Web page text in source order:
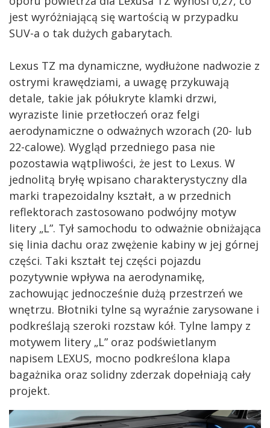
jest wyróżniającą się wartością w przypadku
SUV-a o tak dużych gabarytach.
Lexus TZ ma dynamiczne, wydłużone nadwozie z
ostrymi krawędziami, a uwagę przykuwają
detale, takie jak półukryte klamki drzwi,
wyraziste linie przetłoczeń oraz felgi
aerodynamiczne o odważnych wzorach (20- lub
22-calowe). Wygląd przedniego pasa nie
pozostawia wątpliwości, że jest to Lexus. W
jednolitą bryłę wpisano charakterystyczny dla
marki trapezoidalny kształt, a w przednich
reflektorach zastosowano podwójny motyw
litery „L”. Tył samochodu to odważnie obniżająca
się linia dachu oraz zwężenie kabiny w jej górnej
części. Taki kształt tej części pojazdu
pozytywnie wpływa na aerodynamikę,
zachowując jednocześnie dużą przestrzeń we
wnętrzu. Błotniki tylne są wyraźnie zarysowane i
podkreślają szeroki rozstaw kół. Tylne lampy z
motywem litery „L” oraz podświetlanym
napisem LEXUS, mocno podkreślona klapa
bagażnika oraz solidny zderzak dopełniają cały
projekt.